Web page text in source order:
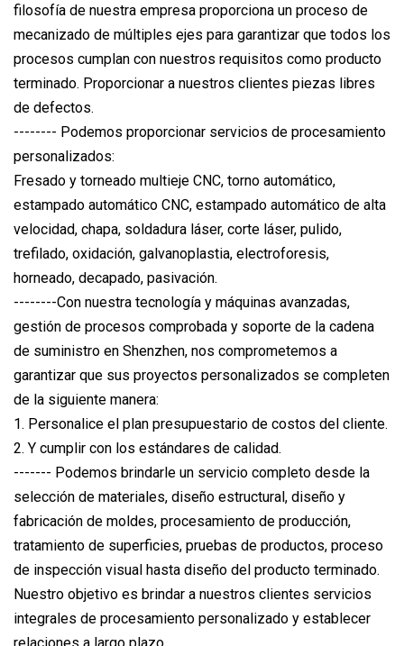
filosofía de nuestra empresa proporciona un proceso de
mecanizado de múltiples ejes para garantizar que todos los
procesos cumplan con nuestros requisitos como producto
terminado. Proporcionar a nuestros clientes piezas libres
de defectos.
-------- Podemos proporcionar servicios de procesamiento
personalizados:
Fresado y torneado multieje CNC, torno automático,
estampado automático CNC, estampado automático de alta
velocidad, chapa, soldadura láser, corte láser, pulido,
trefilado, oxidación, galvanoplastia, electroforesis,
horneado, decapado, pasivación.
--------Con nuestra tecnología y máquinas avanzadas,
gestión de procesos comprobada y soporte de la cadena
de suministro en Shenzhen, nos comprometemos a
garantizar que sus proyectos personalizados se completen
de la siguiente manera:
1. Personalice el plan presupuestario de costos del cliente.
2. Y cumplir con los estándares de calidad.
------- Podemos brindarle un servicio completo desde la
selección de materiales, diseño estructural, diseño y
fabricación de moldes, procesamiento de producción,
tratamiento de superficies, pruebas de productos, proceso
de inspección visual hasta diseño del producto terminado.
Nuestro objetivo es brindar a nuestros clientes servicios
integrales de procesamiento personalizado y establecer